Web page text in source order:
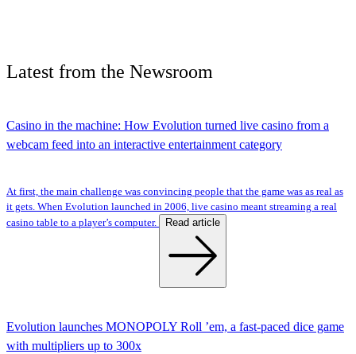
Latest from the Newsroom
Casino in the machine: How Evolution turned live casino from a
webcam feed into an interactive entertainment category
At first, the main challenge was convincing people that the game was as real as
it gets. When Evolution launched in 2006, live casino meant streaming a real
casino table to a player’s computer.
Read article
Evolution launches MONOPOLY Roll ’em, a fast-paced dice game
with multipliers up to 300x